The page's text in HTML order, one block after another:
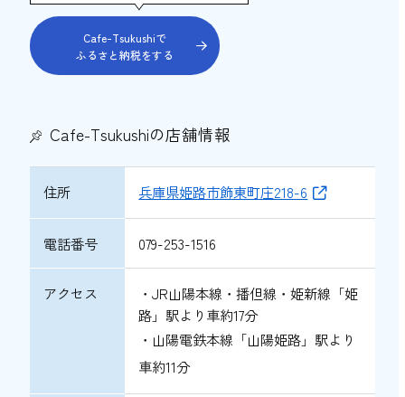
Cafe-Tsukushiで
ふるさと納税をする
Cafe-Tsukushiの店舗情報
住所 兵庫県姫路市飾東町庄218-6
電話番号 079-253-1516
アクセス
・JR山陽本線・播但線・姫新線「姫
路」駅より車約17分
・山陽電鉄本線「山陽姫路」駅より
車約11分